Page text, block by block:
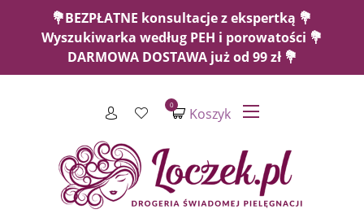
💐BEZPŁATNE konsultacje z ekspertką 💐
Wyszukiwarka według PEH i porowatości 💐
DARMOWA DOSTAWA już od 99 zł 💐
Koszyk
0